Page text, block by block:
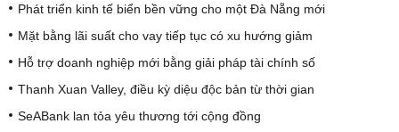
Phát triển kinh tế biển bền vững cho một Đà Nẵng mới
Mặt bằng lãi suất cho vay tiếp tục có xu hướng giảm
Hỗ trợ doanh nghiệp mới bằng giải pháp tài chính số
Thanh Xuan Valley, điều kỳ diệu độc bản từ thời gian
SeABank lan tỏa yêu thương tới cộng đồng